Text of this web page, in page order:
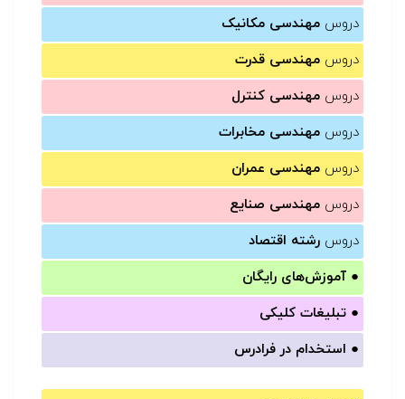
دروس مهندسی مکانیک
دروس مهندسی قدرت
دروس مهندسی کنترل
دروس مهندسی مخابرات
دروس مهندسی عمران
دروس مهندسی صنایع
دروس رشته اقتصاد
● آموزش‌های رایگان
● تبلیغات کلیکی
● استخدام در فرادرس